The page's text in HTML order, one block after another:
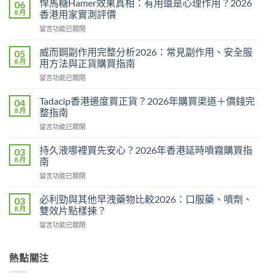
06
8 月
悍馬糖Hamer效果真相：有用還是心理作用？2026
香港用家實測評價
在
馬
糖
Hamer
效
真
相：
有
用
是
心
作
2026
香
港
實
測
留言功能已關閉
05
8 月
威而鋼副作用完整分析2026：常見副作用、安全服
用方法與正貨購買指南
在
而
鋼
副
作
完
整
分
析
常
見
作
全
留言功能已關閉
04
8 月
Tadacip香港邊度買正貨？2026年購買渠道＋價錢完
整指南
在
香
港
邊
度
正
貨？
2026
年
渠
留言功能已關閉
03
8 月
持久液哪裡買先安心？2026年香港延時噴霧購買指
南
在
久
液
哪
裡
安
留言功能已關閉
03
8 月
必利勁與其他早洩藥物比較2026：口服藥、噴劑、
雙效片點樣揀？
在
勁
與
留言功能已關閉
熱點關注